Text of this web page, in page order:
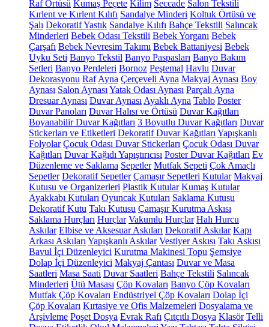
Raf Örtüsü Kumaş Peçete Kilim Seccade Salon Tekstili
Kırlent ve Kırlent Kılıfı Sandalye Minderi Koltuk Örtüsü ve
Şalı Dekoratif Yastık Sandalye Kılıfı Bahçe Tekstili Salıncak
Minderleri Bebek Odası Tekstili Bebek Yorganı Bebek
Çarşafı Bebek Nevresim Takımı Bebek Battaniyesi Bebek
Uyku Seti Banyo Tekstil Banyo Paspasları Banyo Bakım
Setleri Banyo Perdeleri Bornoz Peştemal Havlu Duvar
Dekorasyonu Raf Ayna Çerçeveli Ayna Makyaj Aynası Boy
Aynası Salon Aynası Yatak Odası Aynası Parçalı Ayna
Dresuar Aynası Duvar Aynası Ayaklı Ayna Tablo Poster
Duvar Panoları Duvar Halısı ve Örtüsü Duvar Kağıtları
Boyanabilir Duvar Kağıtları 3 Boyutlu Duvar Kağıtları Duvar
Stickerları ve Etiketleri Dekoratif Duvar Kağıtları Yapışkanlı
Folyolar Çocuk Odası Duvar Stickerları Çocuk Odası Duvar
Kağıtları Duvar Kağıdı Yapıştırıcısı Poster Duvar Kağıtları Ev
Düzenleme ve Saklama Sepetler Mutfak Sepeti Çok Amaçlı
Sepetler Dekoratif Sepetler Çamaşır Sepetleri Kutular Makyaj
Kutusu ve Organizerleri Plastik Kutular Kumaş Kutular
Ayakkabı Kutuları Oyuncak Kutuları Saklama Kutusu
Dekoratif Kutu Takı Kutusu Çamaşır Kurutma Askısı
Saklama Hurçları Hurçlar Vakumlu Hurçlar Halı Hurcu
Askılar Elbise ve Aksesuar Askıları Dekoratif Askılar Kapı
Arkası Askıları Yapışkanlı Askılar Vestiyer Askısı Takı Askısı
Bavul İçi Düzenleyici Kurutma Makinesi Topu Şemsiye
Dolap İçi Düzenleyici Makyaj Çantası Duvar ve Masa
Saatleri Masa Saati Duvar Saatleri Bahçe Tekstili Salıncak
Minderleri Ütü Masası Çöp Kovaları Banyo Çöp Kovaları
Mutfak Çöp Kovaları Endüstriyel Çöp Kovaları Dolap İçi
Çöp Kovaları Kırtasiye ve Ofis Malzemeleri Dosyalama ve
Arşivleme Poşet Dosya Evrak Rafı Çıtçıtlı Dosya Klasör Telli